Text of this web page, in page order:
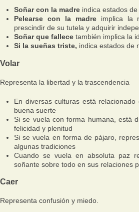
Soñar con la madre indica estados
Pelearse con la madreimplica la
prescindir de su tutela y adquirir
Soñar que fallece también implica la
Si la sueñas triste, indica estados de
Volar
Representa la libertad y la trascendencia
En diversas culturas está
buena suerte
Si se vuela con forma humana, está
felicidad y plenitud
Si se vuela en forma de pájaro,
algunas tradiciones
Cuando se vuela en absoluta paz
soñante sobre todo en sus relaciones
Caer
Representa confusión y miedo.